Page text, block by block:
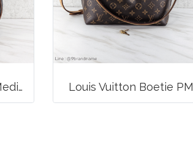
Likenew Celine Ava Medium Triomphe Canvas Louis Vuitton Boetie PM